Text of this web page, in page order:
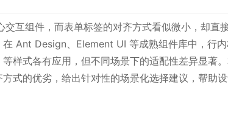
交互组件，而表单标签的对齐方式看似微小，却直
在 Ant Design、Element UI 等成熟组件库中，行
样式各有应用，但不同场景下的适配性差异显著
式的优劣，给出针对性的场景化选择建议，帮助